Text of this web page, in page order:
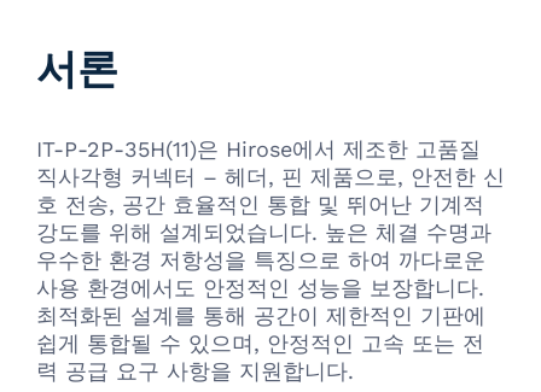
서론
IT-P-2P-35H(11)은 Hirose에서 제조한 고품질
직사각형 커넥터 – 헤더, 핀 제품으로, 안전한 신
호 전송, 공간 효율적인 통합 및 뛰어난 기계적
강도를 위해 설계되었습니다. 높은 체결 수명과
우수한 환경 저항성을 특징으로 하여 까다로운
사용 환경에서도 안정적인 성능을 보장합니다.
최적화된 설계를 통해 공간이 제한적인 기판에
쉽게 통합될 수 있으며, 안정적인 고속 또는 전
력 공급 요구 사항을 지원합니다.